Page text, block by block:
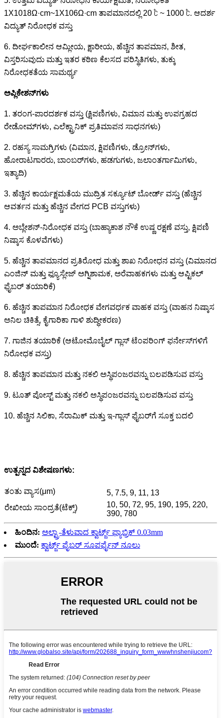
1X1018Ω·cm~1X106Ω·cm ತಾಪಮಾನದಲ್ಲಿ 20 ℃ ~ 1000 ℃. ಆದರ್ಶ
ವಿದ್ಯುತ್ ನಿರೋಧಕ ವಸ್ತು
6. ದೀರ್ಘಕಾಲೀನ ಆಮ್ಲೀಯ, ಕ್ಷಾರೀಯ, ಹೆಚ್ಚಿನ ತಾಪಮಾನ, ಶೀತ,
ವಿಸ್ತರಿಸುವುದು ಮತ್ತು ಇತರ ಕಠಿಣ ಕೆಲಸದ ಪರಿಸ್ಥಿತಿಗಳು, ತುಕ್ಕು
ನಿರೋಧಕತೆಯ ಸಾಮರ್ಥ್ಯ
ಅಪ್ಲಿಕೇಶನ್‌ಗಳು
1. ತರಂಗ-ಪಾರದರ್ಶಕ ವಸ್ತು (ಕ್ಷಿಪಣಿಗಳು, ವಿಮಾನ ಮತ್ತು ಉಪಗ್ರಹದ
ರೇಡೋಮ್‌ಗಳು, ಎಲೆಕ್ಟ್ರಾನಿಕ್ ಪ್ರತಿಮಾಪನ ಸಾಧನಗಳು)
2. ರಹಸ್ಯ ಸಾಮಗ್ರಿಗಳು (ವಿಮಾನ, ಕ್ಷಿಪಣಿಗಳು, ಡ್ರೋನ್‌ಗಳು,
ಹೋರಾಟಗಾರರು, ಬಾಂಬರ್‌ಗಳು, ಹಡಗುಗಳು, ಜಲಾಂತರ್ಗಾಮಿಗಳು,
ಇತ್ಯಾದಿ)
3. ಹೆಚ್ಚಿನ ಕಾರ್ಯಕ್ಷಮತೆಯ ಮುದ್ರಿತ ಸರ್ಕ್ಯೂಟ್ ಬೋರ್ಡ್ ವಸ್ತು (ಹೆಚ್ಚಿನ
ಆವರ್ತನ ಮತ್ತು ಹೆಚ್ಚಿನ ವೇಗದ PCB ವಸ್ತುಗಳು)
4. ಅಬ್ಲೇಶನ್-ನಿರೋಧಕ ವಸ್ತು (ಬಾಹ್ಯಾಕಾಶ ನೌಕೆ ಉಷ್ಣ ರಕ್ಷಣೆ ವಸ್ತು, ಕ್ಷಿಪಣಿ
ನಿಷ್ಕಾಸ ಕೊಳವೆಗಳು)
5. ಹೆಚ್ಚಿನ ತಾಪಮಾನದ ಪ್ರತಿರೋಧ ಮತ್ತು ಶಾಖ ನಿರೋಧನ ವಸ್ತು (ವಿಮಾನದ
ಎಂಜಿನ್ ಮತ್ತು ಫ್ಯೂಸ್ಲೇಜ್ ಅಗ್ನಿಶಾಮಕ, ಅರೆವಾಹಕಗಳು ಮತ್ತು ಆಪ್ಟಿಕಲ್
ಫೈಬರ್ ತಯಾರಿಕೆ)
6. ಹೆಚ್ಚಿನ ತಾಪಮಾನ ನಿರೋಧಕ ವೇಗವರ್ಧಕ ವಾಹಕ ವಸ್ತು (ವಾಹನ ನಿಷ್ಕಾಸ
ಅನಿಲ ಚಿಕಿತ್ಸೆ, ಕೈಗಾರಿಕಾ ಗಾಳಿ ಶುದ್ಧೀಕರಣ)
7. ಗಾಜಿನ ತಯಾರಿಕೆ (ಆಟೋಮೊಬೈಲ್ ಗ್ಲಾಸ್ ಟೆಂಪರಿಂಗ್ ಫರ್ನೇಸ್‌ಗಳಿಗೆ
ನಿರೋಧಕ ವಸ್ತು)
8. ಹೆಚ್ಚಿನ ತಾಪಮಾನ ಮತ್ತು ನಕಲಿ ಅಸ್ಥಿಪಂಜರವನ್ನು ಬಲಪಡಿಸುವ ವಸ್ತು
9. ಟೂತ್ ಪೋಸ್ಟ್ ಮತ್ತು ನಕಲಿ ಅಸ್ಥಿಪಂಜರವನ್ನು ಬಲಪಡಿಸುವ ವಸ್ತು
10. ಹೆಚ್ಚಿನ ಸಿಲಿಕಾ, ಸೆರಾಮಿಕ್ ಮತ್ತು ಇ-ಗ್ಲಾಸ್ ಫೈಬರ್‌ಗೆ ಸೂಕ್ತ ಬದಲಿ
ಉತ್ಪನ್ನದ ವಿಶೇಷಣಗಳು:
ತಂತು ವ್ಯಾಸ(μm)
5, 7.5, 9, 11, 13
ರೇಖೀಯ ಸಾಂದ್ರತೆ(ಟೆಕ್ಸ್)
10, 50, 72, 95, 190, 195, 220,
390, 780
ಹಿಂದಿನ: ಅಲ್ಟ್ರಾ-ತೆಳುವಾದ ಕ್ವಾರ್ಟ್ಜ್ ಫ್ಯಾಬ್ರಿಕ್ 0.03mm
ಮುಂದೆ: ಕ್ವಾರ್ಟ್ಜ್ ಫೈಬರ್ ಸೂಪರ್ಫೈನ್ ನೂಲು